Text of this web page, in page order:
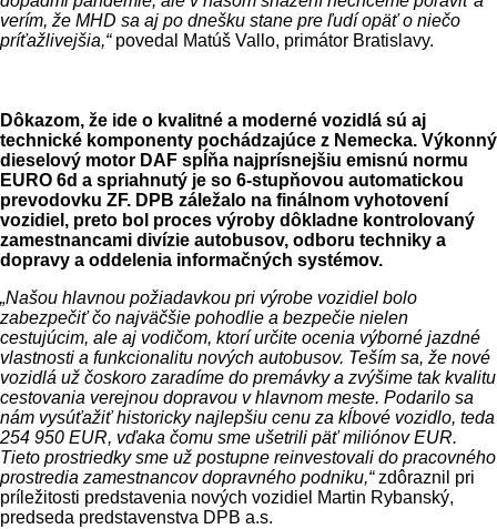
verím, že MHD sa aj po dnešku stane pre ľudí opäť o niečo
príťažlivejšia,“povedal Matúš Vallo, primátor Bratislavy.
Dôkazom, že ide o kvalitné a moderné vozidlá sú aj
technické komponenty pochádzajúce z Nemecka. Výkonný
dieselový motor DAF spĺňa najprísnejšiu emisnú normu
EURO 6d a spriahnutý je so 6-stupňovou automatickou
prevodovku ZF. DPB záležalo na finálnom vyhotovení
vozidiel, preto bol proces výroby dôkladne kontrolovaný
zamestnancami divízie autobusov, odboru techniky a
dopravy a oddelenia informačných systémov.
„Našou hlavnou požiadavkou pri výrobe vozidiel bolo
zabezpečiť čo najväčšie pohodlie a bezpečie nielen
cestujúcim, ale aj vodičom, ktorí určite ocenia výborné jazdné
vlastnosti a funkcionalitu nových autobusov. Teším sa, že nové
vozidlá už čoskoro zaradíme do premávky a zvýšime tak kvalitu
cestovania verejnou dopravou v hlavnom meste. Podarilo sa
nám vysúťažiť historicky najlepšiu cenu za kĺbové vozidlo, teda
254 950 EUR, vďaka čomu sme ušetrili päť miliónov EUR.
Tieto prostriedky sme už postupne reinvestovali do pracovného
prostredia zamestnancov dopravného podniku,“zdôraznil pri
príležitosti predstavenia nových vozidiel Martin Rybanský,
predseda predstavenstva DPB a.s.